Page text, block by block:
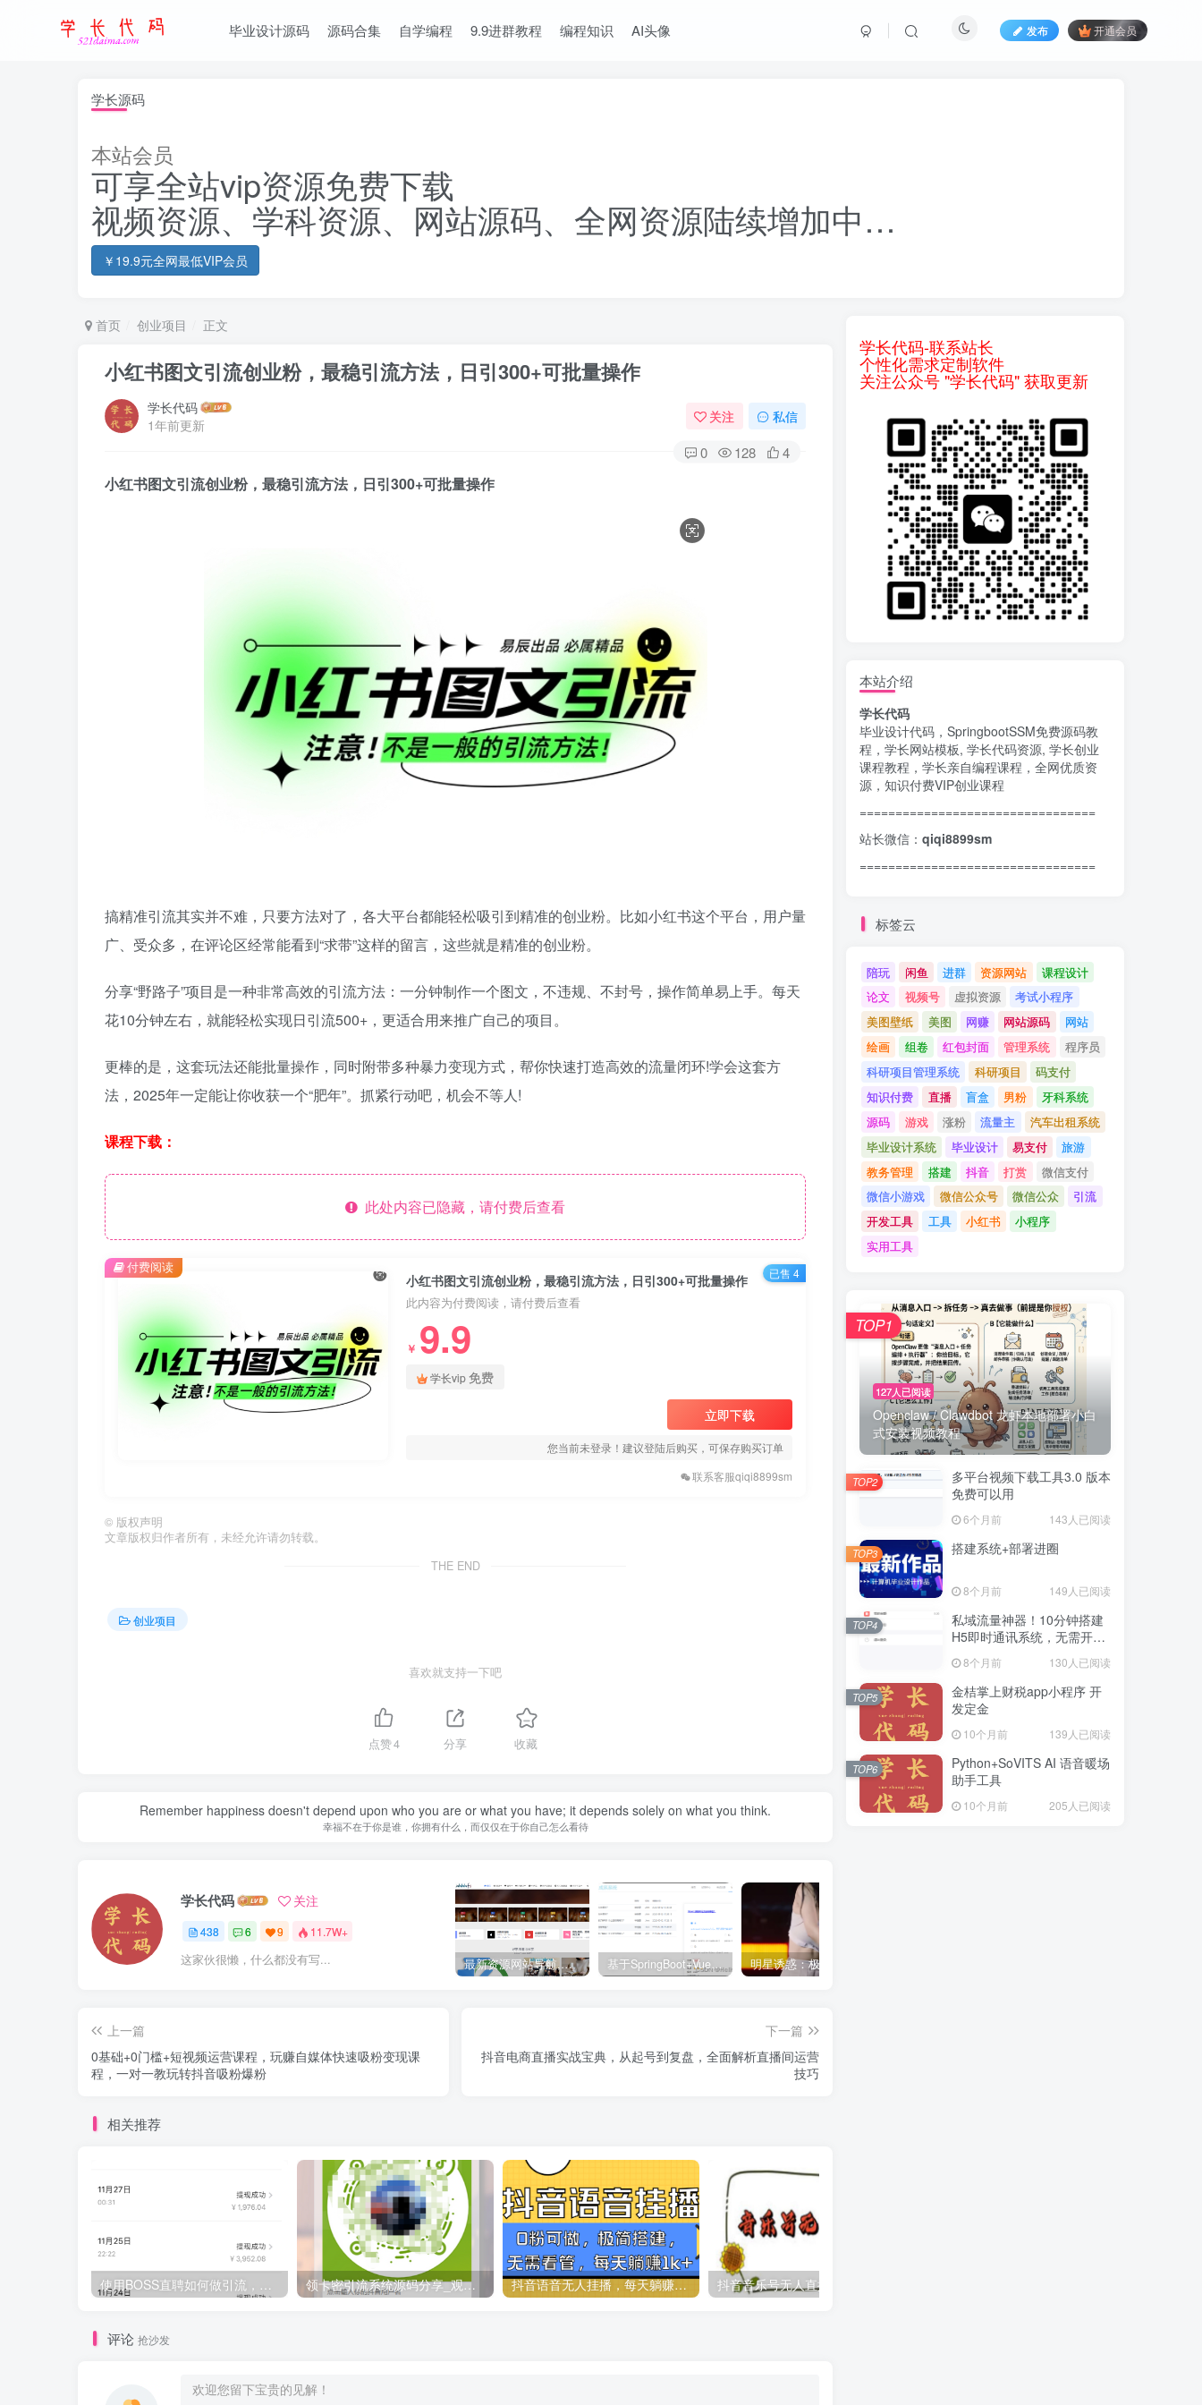
毕业设计源码 源码合集 自学编程 9.9进群教程 编程知识 AI头像 发布 开通会员
学长源码
本站会员
可享全站vip资源免费下载
视频资源、学科资源、网站源码、全网资源陆续增加中…
￥19.9元全网最低VIP会员
首页 创业项目 正文
小红书图文引流创业粉，最稳引流方法，日引300+可批量操作
学长代码
1年前更新
关注 私信
0 128 4
小红书图文引流创业粉，最稳引流方法，日引300+可批量操作
搞精准引流其实并不难，只要方法对了，各大平台都能轻松吸引到精准的创业粉。比如小红书这个平台，用户量
广、受众多，在评论区经常能看到“求带”这样的留言，这些就是精准的创业粉。
分享“野路子”项目是一种非常高效的引流方法：一分钟制作一个图文，不违规、不封号，操作简单易上手。每天
花10分钟左右，就能轻松实现日引流500+，更适合用来推广自己的项目。
更棒的是，这套玩法还能批量操作，同时附带多种暴力变现方式，帮你快速打造高效的流量闭环!学会这套方
法，2025年一定能让你收获一个“肥年”。抓紧行动吧，机会不等人!
课程下载：
此处内容已隐藏，请付费后查看
小红书图文引流创业粉，最稳引流方法，日引300+可批量操作
此内容为付费阅读，请付费后查看
￥ 9.9
学长vip 免费
立即下载
您当前未登录！建议登陆后购买，可保存购买订单
联系客服qiqi8899sm
付费阅读 已售 4
© 版权声明
文章版权归作者所有，未经允许请勿转载。
THE END
创业项目
喜欢就支持一下吧
点赞4 分享 收藏
Remember happiness doesn't depend upon who you are or what you have; it depends solely on what you think.
幸福不在于你是谁，你拥有什么，而仅仅在于你自己怎么看待
学长代码 关注
438 6 9 11.7W+
这家伙很懒，什么都没有写... 最新资源网站导航,让你的资源爆满！推荐5个优质互联网资源分享网站 基于SpringBoot+Vue.js智能考试系统(源码+文档+视频+包运行)
上一篇
0基础+0门槛+短视频运营课程，玩赚自媒体快速吸粉变现课
程，一对一教玩转抖音吸粉爆粉
下一篇
抖音电商直播实战宝典，从起号到复盘，全面解析直播间运营
技巧
相关推荐
领卡密引流系统源码分享_观看激励视频广告点赞得双倍好处 抖音语音无人挂播，每天躺赚1000+，新老号0粉可播，简单好操作
评论 抢沙发
学长代码-联系站长
个性化需求定制软件
关注公众号 "学长代码" 获取更新
本站介绍
学长代码
毕业设计代码，SpringbootSSM免费源码教
程，学长网站模板, 学长代码资源, 学长创业
课程教程，学长亲自编程课程，全网优质资
源，知识付费VIP创业课程
=================================
站长微信： qiqi8899sm
=================================
标签云
陪玩 闲鱼 进群 资源网站
课程设计
论文
视频号 虚拟资源
考试小程序
美图壁纸
美图 网赚 网站源码
网站
绘画
组卷 红包封面 管理系统
程序员
科研项目管理系统
科研项目
码支付
知识付费
直播 盲盒 男粉
牙科系统
源码
游戏 涨粉 流量主
汽车出租系统
毕业设计系统
毕业设计 易支付
旅游
教务管理
搭建 抖音 打赏
微信支付
微信小游戏
微信公众号 微信公众
引流
开发工具
工具 小红书
小程序
实用工具
127人已阅读
Openclaw / Clawdbot 龙虾本地部署小白
式安装视频教程
TOP1
多平台视频下载工具3.0 版本
免费可以用
6个月前 143人已阅读
TOP2
搭建系统+部署进圈
8个月前 149人已阅读
TOP3
私域流量神器！10分钟搭建
H5即时通讯系统，无需开
8个月前 130人已阅读
TOP4
金桔掌上财税app小程序 开
发定金
10个月前 139人已阅读
TOP5
Python+SoVITS AI 语音暖场
助手工具
10个月前 205人已阅读
TOP6